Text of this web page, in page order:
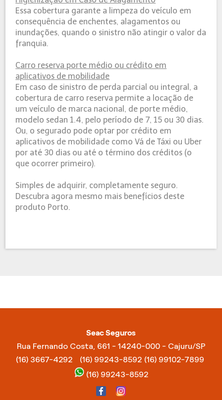
Essa cobertura garante a limpeza do veículo em
consequência de enchentes, alagamentos ou
inundações, quando o sinistro não atingir o valor da
franquia.
Carro reserva porte médio ou crédito em
aplicativos de mobilidade
Em caso de sinistro de perda parcial ou integral, a
cobertura de carro reserva permite a locação de
um veículo de marca nacional, de porte médio,
modelo sedan 1.4, pelo período de 7, 15 ou 30 dias.
Ou, o segurado pode optar por crédito em
aplicativos de mobilidade como Vá de Táxi ou Uber
por até 30 dias ou até o término dos créditos (o
que ocorrer primeiro).
Simples de adquirir, completamente seguro.
Descubra agora mesmo mais benefícios deste
produto Porto.
Seac Seguros
Rua Fernando Costa, 661 - 14240-000 - Cajuru/SP
(16) 3667-4292
(16) 99243-8592 (16) 99102-7899
(16) 99243-8592